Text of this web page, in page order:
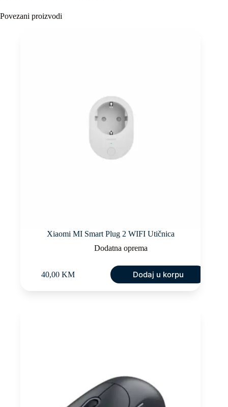
Povezani proizvodi
Xiaomi MI Smart Plug 2 WIFI Utičnica
Dodatna oprema
40,00 KM Dodaj u korpu